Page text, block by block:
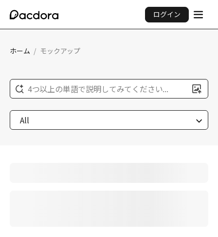
ログイン
ホーム / モックアップ
4つ以上の単語で説明してみてください...
All